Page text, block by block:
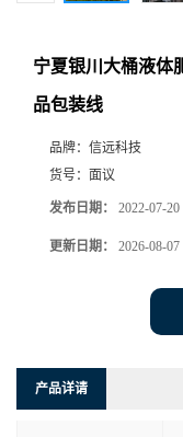
宁夏银川大桶液体
品包装线
品牌： 信远科技
货号： 面议
发布日期： 2022-07-20
更新日期： 2026-08-07
产品详请